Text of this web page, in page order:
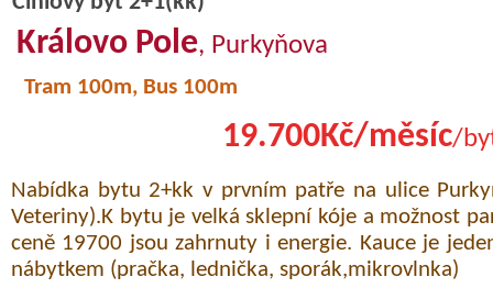
Královo Pole, Purkyňova
Tram 100m, Bus 100m
19.700Kč/měsíc/
Nabídka bytu 2+kk v prvním patře na ulice
Veteriny).K bytu je velká sklepní kóje a možnost
ceně 19700 jsou zahrnuty i energie. Kauce je
nábytkem (pračka, lednička, sporák,mikrovlnka)